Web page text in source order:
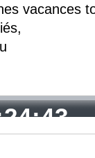
vacances